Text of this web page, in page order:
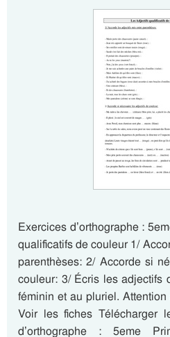
Exercices d’orthographe :
qualificatifs de couleur 1/
parenthèses: 2/ Accorde si
couleur: 3/ Écris les adjectifs
féminin et au pluriel.
Voir les fiches Télécharger
d’orthographe : 5eme